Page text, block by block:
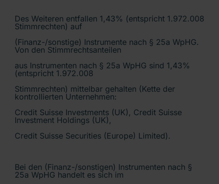
Des Weiteren entfallen 1,43% (entspricht 1.972.008
Stimmrechten) auf
(Finanz-/sonstige) Instrumente nach § 25a WpHG.
Von den Stimmrechtsanteilen
aus Instrumenten nach § 25a WpHG sind 1,43%
(entspricht 1.972.008
Stimmrechten) mittelbar gehalten (Kette der
kontrollierten Unternehmen:
Credit Suisse Investments (UK), Credit Suisse
Investment Holdings (UK),
Credit Suisse Securities (Europe) Limited).
Bei den (Finanz-/sonstigen) Instrumenten nach §
25a WpHG handelt es sich im